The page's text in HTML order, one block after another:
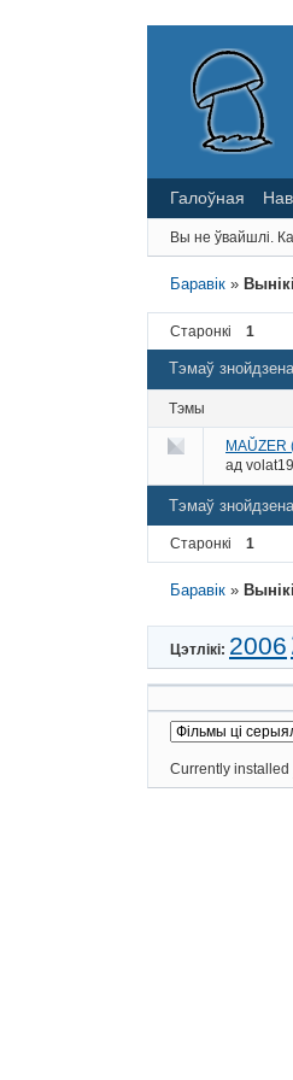
Галоўная
Вы не ўвайшлі.
Баравік »
Старонкі 1
Тэмаў
Тэмы
MAŬZER
ад
Тэмаў
Старонкі 1
Баравік »
Цэтлікі: 2006
Currently installed